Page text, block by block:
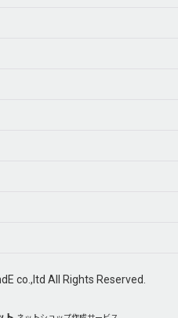
co.,ltd All Rights Reserved.